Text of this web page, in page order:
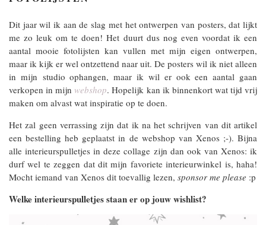
Dit jaar wil ik aan de slag met het ontwerpen van posters, dat lijkt
me zo leuk om te doen! Het duurt dus nog even voordat ik een
aantal mooie fotolijsten kan vullen met mijn eigen ontwerpen,
maar ik kijk er wel ontzettend naar uit. De posters wil ik niet alleen
in mijn studio ophangen, maar ik wil er ook een aantal gaan
verkopen in mijn webshop. Hopelijk kan ik binnenkort wat tijd vrij
maken om alvast wat inspiratie op te doen.
Het zal geen verrassing zijn dat ik na het schrijven van dit artikel
een bestelling heb geplaatst in de webshop van Xenos ;-). Bijna
alle interieurspulletjes in deze collage zijn dan ook van Xenos: ik
durf wel te zeggen dat dit mijn favoriete interieurwinkel is, haha!
Mocht iemand van Xenos dit toevallig lezen, sponsor me please :p
Welke interieurspulletjes staan er op jouw wishlist?